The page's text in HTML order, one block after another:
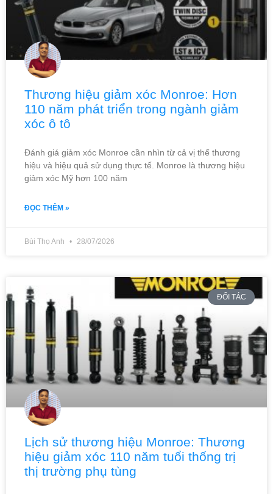
Thương hiệu giảm xóc Monroe: Hơn
110 năm phát triển trong ngành giảm
xóc ô tô
Đánh giá giảm xóc Monroe cần nhìn từ cả vị thế thương
hiệu và hiệu quả sử dụng thực tế. Monroe là thương hiệu
giảm xóc Mỹ hơn 100 năm
ĐỌC THÊM »
Bùi Thọ Anh 28/07/2026
ĐỐI TÁC
Lịch sử thương hiệu Monroe: Thương
hiệu giảm xóc 110 năm tuổi thống trị
thị trường phụ tùng